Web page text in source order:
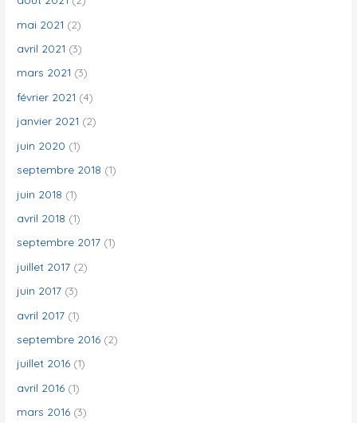
mai 2021 (2)
avril 2021 (3)
mars 2021 (3)
février 2021 (4)
janvier 2021 (2)
juin 2020 (1)
septembre 2018 (1)
juin 2018 (1)
avril 2018 (1)
septembre 2017 (1)
juillet 2017 (2)
juin 2017 (3)
avril 2017 (1)
septembre 2016 (2)
juillet 2016 (1)
avril 2016 (1)
mars 2016 (3)